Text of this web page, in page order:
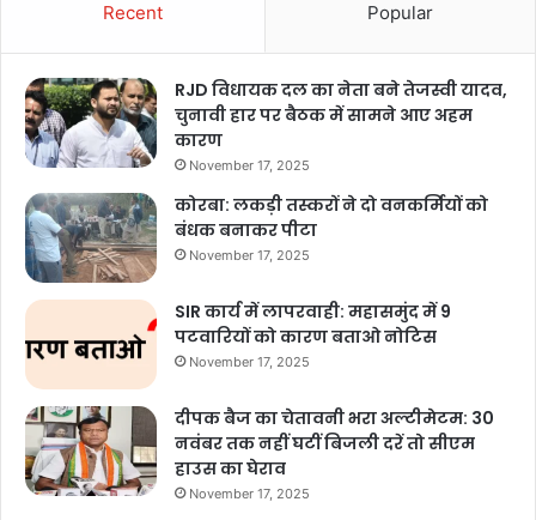
Recent Popular
RJD विधायक दल का नेता बने तेजस्वी यादव,
चुनावी हार पर बैठक में सामने आए अहम
कारण
November 17, 2025
कोरबा: लकड़ी तस्करों ने दो वनकर्मियों को
बंधक बनाकर पीटा
November 17, 2025
SIR कार्य में लापरवाही: महासमुंद में 9
पटवारियों को कारण बताओ नोटिस
November 17, 2025
दीपक बैज का चेतावनी भरा अल्टीमेटम: 30
नवंबर तक नहीं घटीं बिजली दरें तो सीएम
हाउस का घेराव
November 17, 2025